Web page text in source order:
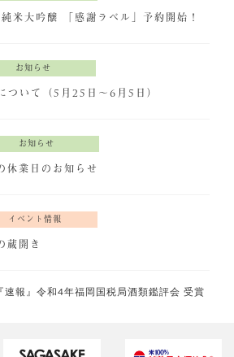
米大吟醸 「感謝ラベル」予約開始！
お知らせ
ついて（5月25日～6月5日）
お知らせ
休業日のお知らせ
イベント情報
蔵開き
『速報』令和4年福岡国税局酒類鑑評会 受賞